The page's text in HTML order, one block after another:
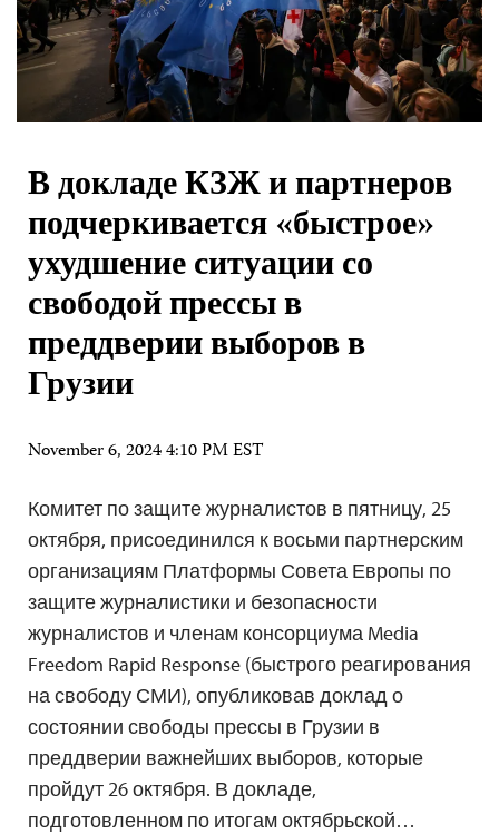
В докладе КЗЖ и партнеров
подчеркивается «быстрое»
ухудшение ситуации со
свободой прессы в
преддверии выборов в
Грузии
November 6, 2024 4:10 PM EST
Комитет по защите журналистов в пятницу, 25
октября, присоединился к восьми партнерским
организациям Платформы Совета Европы по
защите журналистики и безопасности
журналистов и членам консорциума Media
Freedom Rapid Response (быстрого реагирования
на свободу СМИ), опубликовав доклад о
состоянии свободы прессы в Грузии в
преддверии важнейших выборов, которые
пройдут 26 октября. В докладе,
подготовленном по итогам октябрьской…